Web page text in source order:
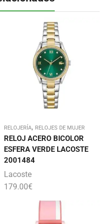
RELOJERÍA, RELOJES DE MUJER
RELOJ ACERO BICOLOR
ESFERA VERDE LACOSTE
2001484
Lacoste
179.00€